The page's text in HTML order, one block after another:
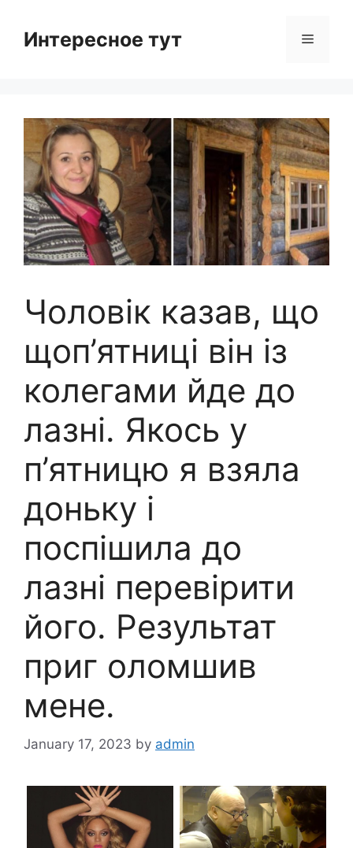
contentИнтересное тут Menu
Чоловік казав, що
щоп’ятниці він із
колегами йде до
лазні. Якось у
п’ятницю я взяла
доньку і
поспішила до
лазні перевірити
його. Результат
приг оломшив
мене.
January 17, 2023 by admin